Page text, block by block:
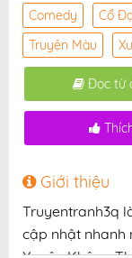
Comedy Cổ
Truyện Màu
Đọc từ
Giới thiệu
Truyentranh3q
cập nhật nhanh